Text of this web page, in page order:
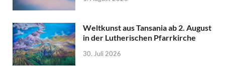
Weltkunst aus Tansania ab 2. August
in der Lutherischen Pfarrkirche
30. Juli 2026